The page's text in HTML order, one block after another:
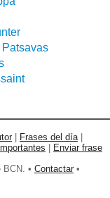
Frases del día|
Enviar frase
• Contactar •